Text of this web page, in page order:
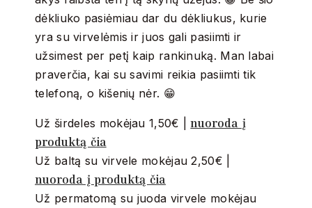
dėkliuko pasiėmiau dar du dėkliukus, kurie
yra su virvelėmis ir juos gali pasiimti ir
užsimest per petį kaip rankinuką. Man labai
praverčia, kai su savimi reikia pasiimti tik
telefoną, o kišenių nėr. 😁
Už širdeles mokėjau 1,50€ |nuoroda į
produktą čia
Už baltą su virvele mokėjau 2,50€ |
nuoroda į produktą čia
Už permatomą su juoda virvele mokėjau